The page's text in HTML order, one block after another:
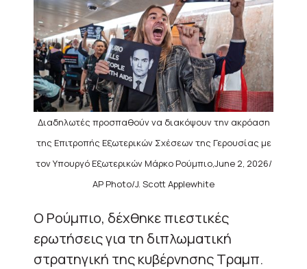
Διαδηλωτές προσπαθούν να διακόψουν την ακρόαση
της Επιτροπής Εξωτερικών Σχέσεων της Γερουσίας με
τον Υπουργό Εξωτερικών Μάρκο Ρούμπιο,June 2, 2026/
AP Photo/J. Scott Applewhite
Ο Ρούμπιο, δέχθηκε πιεστικές
ερωτήσεις για τη διπλωματική
στρατηγική της κυβέρνησης Τραμπ.